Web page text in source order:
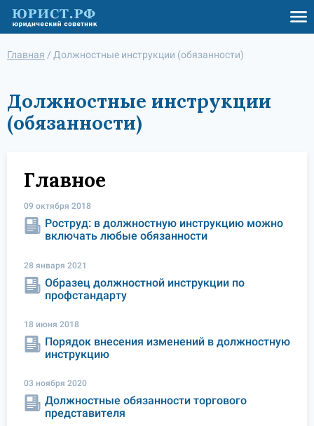
Главная / Должностные инструкции (обязанности)
Должностные инструкции
(обязанности)
Главное
09 октября 2018
Роструд: в должностную инструкцию можно
включать любые обязанности
28 января 2021
Образец должностной инструкции по
профстандарту
18 июня 2018
Порядок внесения изменений в должностную
инструкцию
03 ноября 2020
Должностные обязанности торгового
представителя